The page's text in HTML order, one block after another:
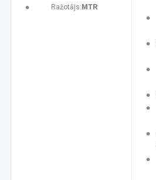
Ražotājs: MTR